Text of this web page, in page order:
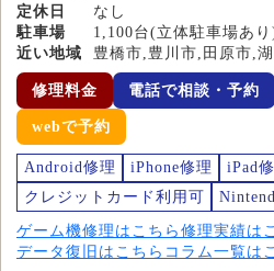
定休日
なし
駐車場
1,100台(立体駐車場あり
近い地域
豊橋市,豊川市,田原市,
修理料金 電話で相談・予約
webで予約
Android修理 iPhone修理
iPad
クレジットカード利用可
ゲーム機修理はこちら 修理実績は
データ復旧はこちら コラム一覧は